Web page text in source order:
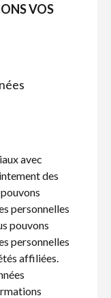
VOS
avec
des
personnelles
pouvons
personnelles
affiliées.